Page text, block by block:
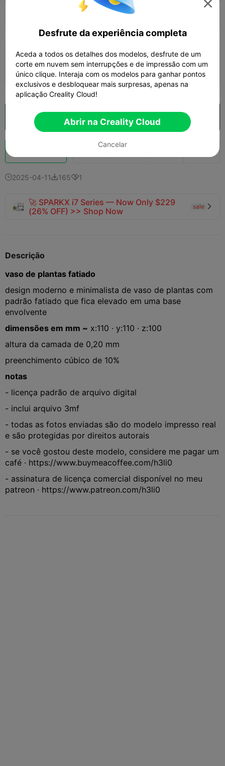
preenchimento
Autor 03h 38m 
camada de 0,2mm, 2 paredes, 10% de
preenchimento
03h 32m  2 plates
Abrir na Creality Cloud
2025-04-111651
🚀 SPARKX i7 Series — Now Only $229
(26% OFF) >> Shop Now
sale 
Descrição
vaso de plantas fatiado
design moderno e minimalista de vaso de plantas com
padrão fatiado que fica elevado em uma base
envolvente
dimensões em mm ~ x:110 · y:110 · z:100
altura da camada de 0,20 mm
preenchimento cúbico de 10%
notas
- licença padrão de arquivo digital
- inclui arquivo 3mf
- todas as fotos enviadas são do modelo impresso real
e são protegidas por direitos autorais
- se você gostou deste modelo, considere me pagar um
café · https://www.buymeacoffee.com/h3li0
- assinatura de licença comercial disponível no meu
patreon · https://www.patreon.com/h3li0

Desfrute da experiência completa
Aceda a todos os detalhes dos modelos, desfrute de um
corte em nuvem sem interrupções e de impressão com um
único clique. Interaja com os modelos para ganhar pontos
exclusivos e desbloquear mais surpresas, apenas na
aplicação Creality Cloud!
Abrir na Creality Cloud
Cancelar